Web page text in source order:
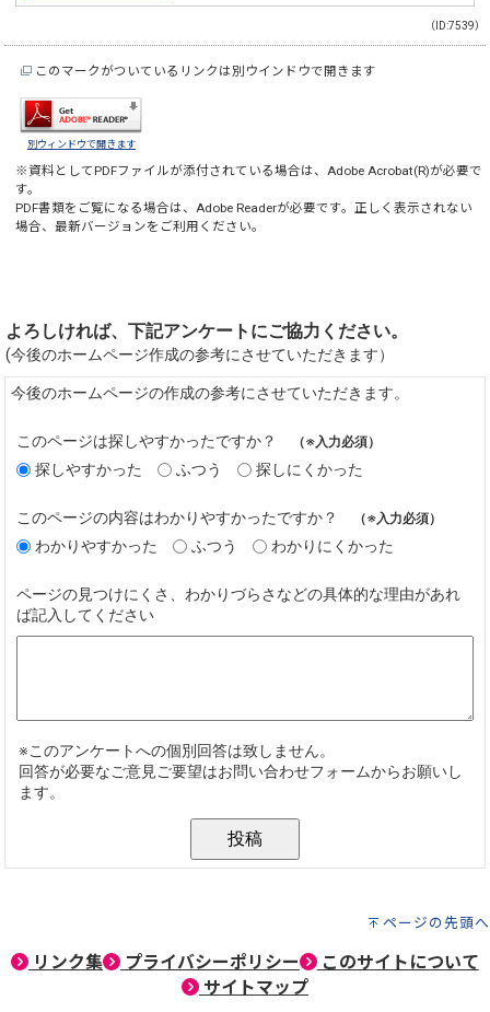
（ID:7539）
このマークがついているリンクは別ウインドウで開きます
別ウィンドウで開きます
※資料としてPDFファイルが添付されている場合は、Adobe Acrobat(R)が必要で
す。
PDF書類をご覧になる場合は、Adobe Readerが必要です。正しく表示されない
場合、最新バージョンをご利用ください。
ページの先頭へ
リンク集 プライバシーポリシー
このサイトについて
サイトマップ